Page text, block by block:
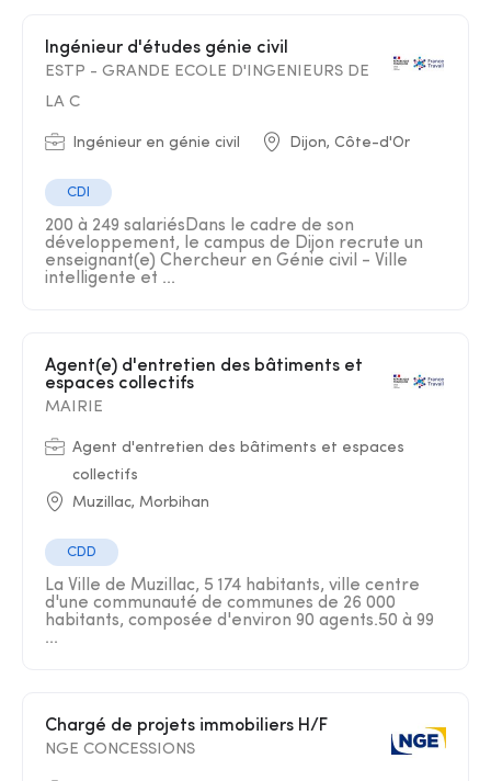
Ingénieur d'études génie civil
ESTP - GRANDE ECOLE D'INGENIEURS DE
LA C
Ingénieur en génie civil Dijon, Côte-d'Or
CDI
200 à 249 salariésDans le cadre de son
développement, le campus de Dijon recrute un
enseignant(e) Chercheur en Génie civil - Ville
intelligente et ...
Agent(e) d'entretien des bâtiments et
espaces collectifs
MAIRIE
Agent d'entretien des bâtiments et espaces
collectifs
Muzillac, Morbihan
CDD
La Ville de Muzillac, 5 174 habitants, ville centre
d'une communauté de communes de 26 000
habitants, composée d'environ 90 agents.50 à 99
...
Chargé de projets immobiliers H/F
NGE CONCESSIONS